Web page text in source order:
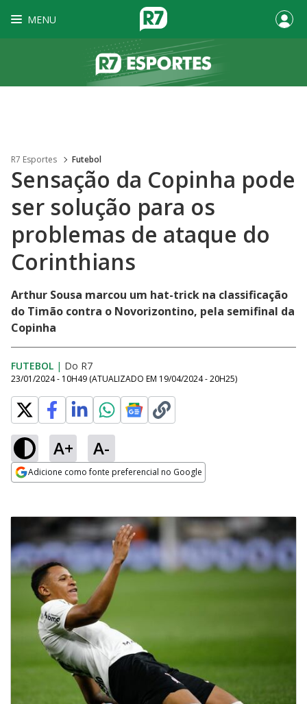
MENU
R7 Esportes Futebol
Sensação da Copinha pode
ser solução para os
problemas de ataque do
Corinthians
Arthur Sousa marcou um hat-trick na classificação
do Timão contra o Novorizontino, pela semifinal da
Copinha
FUTEBOL | Do R7
23/01/2024 - 10H49 (ATUALIZADO EM 19/04/2024 - 20H25)
A+ A-
Adicione como fonte preferencial no Google